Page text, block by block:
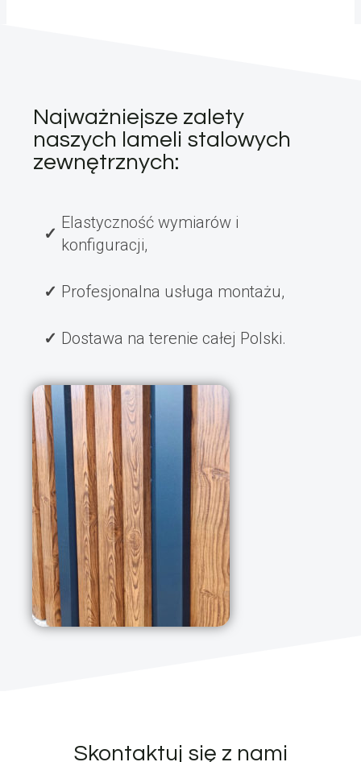
Najważniejsze zalety
naszych lameli stalowych
zewnętrznych:
Elastyczność wymiarów i
konfiguracji,
Profesjonalna usługa montażu,
Dostawa na terenie całej Polski.
Skontaktuj się z nami